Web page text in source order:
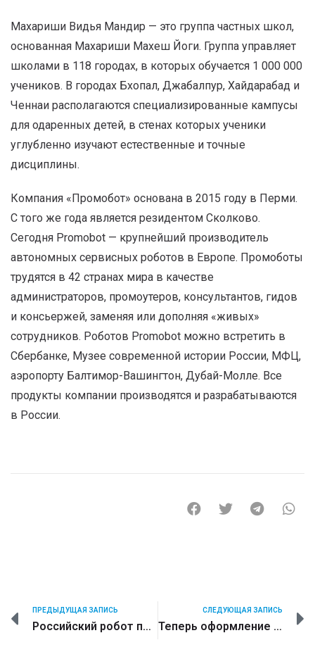
Махариши Видья Мандир — это группа частных школ,
основанная Махариши Махеш Йоги. Группа управляет
школами в 118 городах, в которых обучается 1 000 000
учеников. В городах Бхопал, Джабалпур, Хайдарабад и
Ченнаи располагаются специализированные кампусы
для одаренных детей, в стенах которых ученики
углубленно изучают естественные и точные
дисциплины.
Компания «Промобот» основана в 2015 году в Перми.
С того же года является резидентом Сколково.
Сегодня Promobot — крупнейший производитель
автономных сервисных роботов в Европе. Промоботы
трудятся в 42 странах мира в качестве
администраторов, промоутеров, консультантов, гидов
и консьержей, заменяя или дополняя «живых»
сотрудников. Роботов Promobot можно встретить в
Сбербанке, Музее современной истории России, МФЦ,
аэропорту Балтимор-Вашингтон, Дубай-Молле. Все
продукты компании производятся и разрабатываются
в России.
ПРЕДЫДУЩАЯ ЗАПИСЬ
Российский робот приступил к работе в нефтяной корпорации Кувейта
СЛЕДУЮЩАЯ ЗАПИСЬ
Теперь оформление отчетов займёт секунды. В России изобрели устройство, которое моментально сканирует и самостоятельно заполняет все документы бухгалтерии.